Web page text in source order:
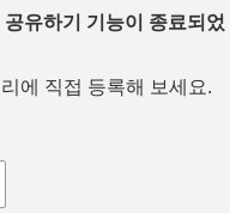
유하기 기능이 종료되었
에 직접 등록해 보세요.